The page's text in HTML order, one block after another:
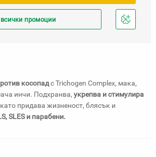
промоции
Добави
косопадс Trichogen Complex, мака,
инчи. Подхранва, укрепва и стимулира
като придава жизненост, блясък и
SLES и парабени.